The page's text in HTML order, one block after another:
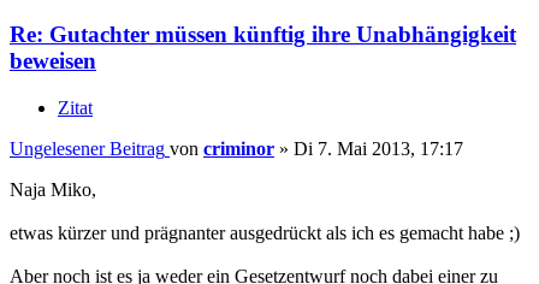
Re: Gutachter müssen künftig ihre Unabhängigkeit
beweisen
Zitat
Ungelesener Beitrag von criminor » Di 7. Mai 2013, 17:17
Naja Miko,
etwas kürzer und prägnanter ausgedrückt als ich es gemacht habe ;)
Aber noch ist es ja weder ein Gesetzentwurf noch dabei einer zu